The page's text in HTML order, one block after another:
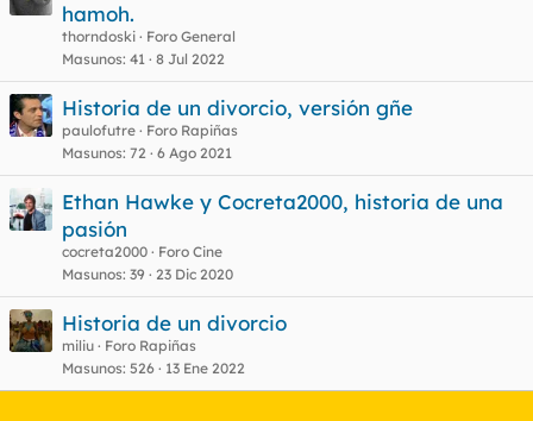
hamoh.
thorndoski
Foro General
Masunos 41 8 Jul 2022
Historia de un divorcio, versión gñe
paulofutre
Foro Rapiñas
Masunos 72 6 Ago 2021
Ethan Hawke y Cocreta2000, historia de una
pasión
cocreta2000
Foro Cine
Masunos 39 23 Dic 2020
Historia de un divorcio
miliu
Foro Rapiñas
Masunos 526 13 Ene 2022